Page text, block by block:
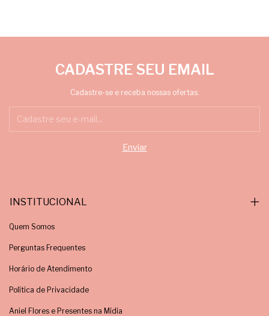
CADASTRE SEU EMAIL
Cadastre-se e receba nossas ofertas.
INSTITUCIONAL
Quem Somos
Perguntas Frequentes
Horário de Atendimento
Política de Privacidade
Aniel Flores e Presentes na Mídia